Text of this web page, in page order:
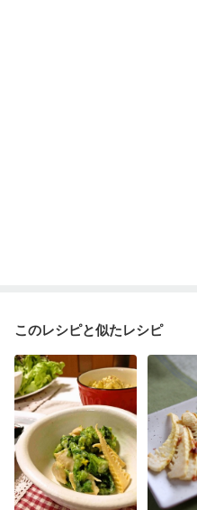
このレシピと似たレシピ